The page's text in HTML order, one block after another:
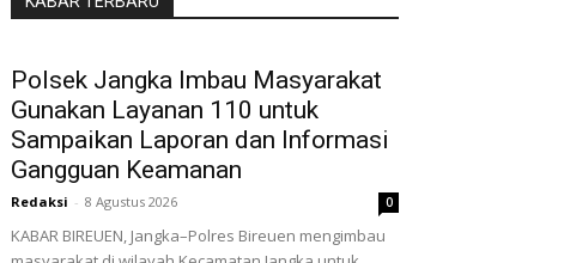
Polsek Jangka Imbau Masyarakat
Gunakan Layanan 110 untuk
Sampaikan Laporan dan Informasi
Gangguan Keamanan
Redaksi - 8 Agustus 2026 0
KABAR BIREUEN, Jangka–Polres Bireuen mengimbau